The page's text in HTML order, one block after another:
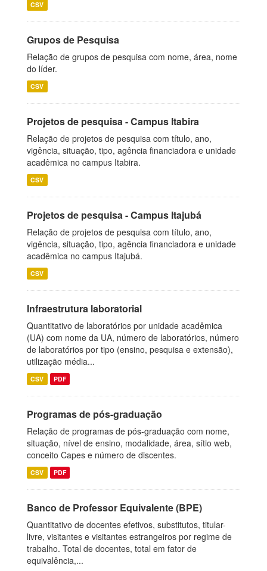
CSV
Grupos de Pesquisa
Relação de grupos de pesquisa com nome, área, nome
do líder.
CSV
Projetos de pesquisa - Campus Itabira
Relação de projetos de pesquisa com título, ano,
vigência, situação, tipo, agência financiadora e unidade
acadêmica no campus Itabira.
CSV
Projetos de pesquisa - Campus Itajubá
Relação de projetos de pesquisa com título, ano,
vigência, situação, tipo, agência financiadora e unidade
acadêmica no campus Itajubá.
CSV
Infraestrutura laboratorial
Quantitativo de laboratórios por unidade acadêmica
(UA) com nome da UA, número de laboratórios, número
de laboratórios por tipo (ensino, pesquisa e extensão),
utilização média...
CSV PDF
Programas de pós-graduação
Relação de programas de pós-graduação com nome,
situação, nível de ensino, modalidade, área, sítio web,
conceito Capes e número de discentes.
CSV PDF
Banco de Professor Equivalente (BPE)
Quantitativo de docentes efetivos, substitutos, titular-
livre, visitantes e visitantes estrangeiros por regime de
trabalho. Total de docentes, total em fator de
equivalência,...